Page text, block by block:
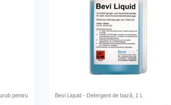
pentru
Bevi Liquid - Detergent de bază, 1 L